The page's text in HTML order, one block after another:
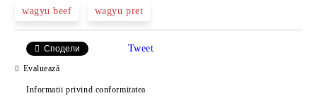
wagyu beef wagyu pret
Сподели Tweet
Evaluează
Informatii privind conformitatea